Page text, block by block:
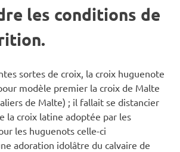
les conditions de
sortes de croix, la croix huguenote
modèle premier la croix de Malte
de Malte) ; il fallait se distancier
la croix latine adoptée par les
les huguenots celle-ci
adoration idolâtre du calvaire de